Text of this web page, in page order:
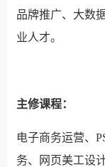
品牌推广、大数
业人才。
主修课程：
电子商务运营、
务、网页美工设